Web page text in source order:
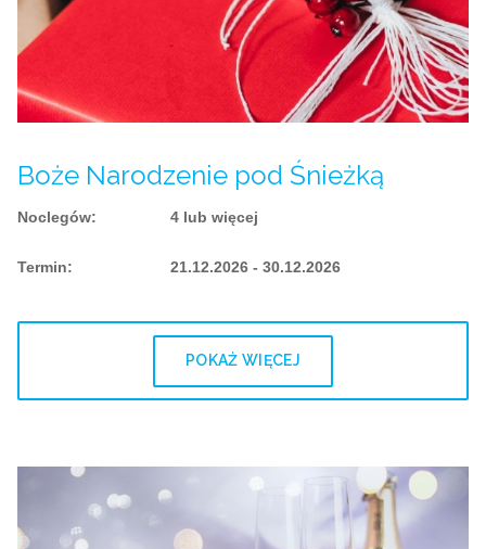
Boże Narodzenie pod Śnieżką
Noclegów: 4 lub więcej
Termin: 21.12.2026 - 30.12.2026
POKAŻ WIĘCEJ